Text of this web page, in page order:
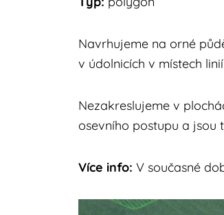
Navrhujeme na orné
v údolnicích v místech
Nezakreslujeme v
osevního postupu a jsou
Více info: V současné